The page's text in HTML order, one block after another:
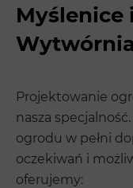
Myślenice
Projektowanie
nasza
ogrodu w pełni
oczekiwań i
oferujemy: